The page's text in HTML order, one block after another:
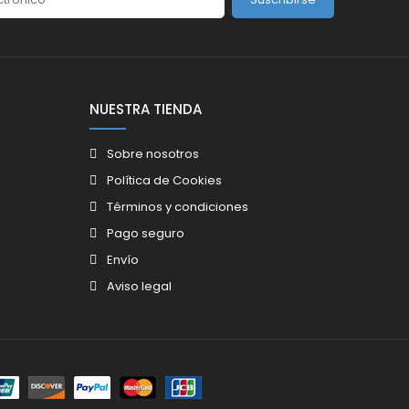
NUESTRA TIENDA
Sobre nosotros
Política de Cookies
Términos y condiciones
Pago seguro
Envío
Aviso legal